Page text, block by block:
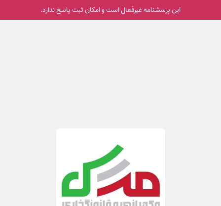
این پرسشنامه غیر‌فعال است و امکان ثبت پاسخ ندارد.